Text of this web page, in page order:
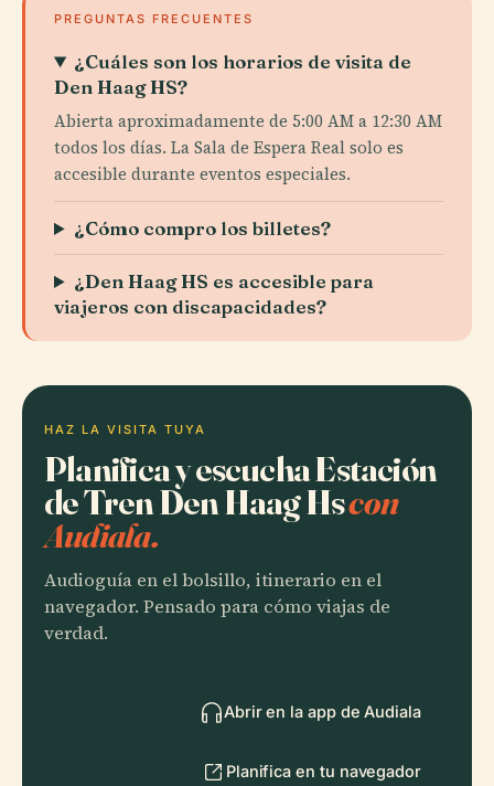
PREGUNTAS FRECUENTES
¿Cuáles son los horarios de visita de
Den Haag HS?
Abierta aproximadamente de 5:00 AM a 12:30 AM
todos los días. La Sala de Espera Real solo es
accesible durante eventos especiales.
¿Cómo compro los billetes?
¿Den Haag HS es accesible para
viajeros con discapacidades?
HAZ LA VISITA TUYA
Planifica y escucha Estación
de Tren Den Haag Hscon
Audiala.
Audioguía en el bolsillo, itinerario en el
navegador. Pensado para cómo viajas de
verdad.
Abrir en la app de Audiala
Planifica en tu navegador